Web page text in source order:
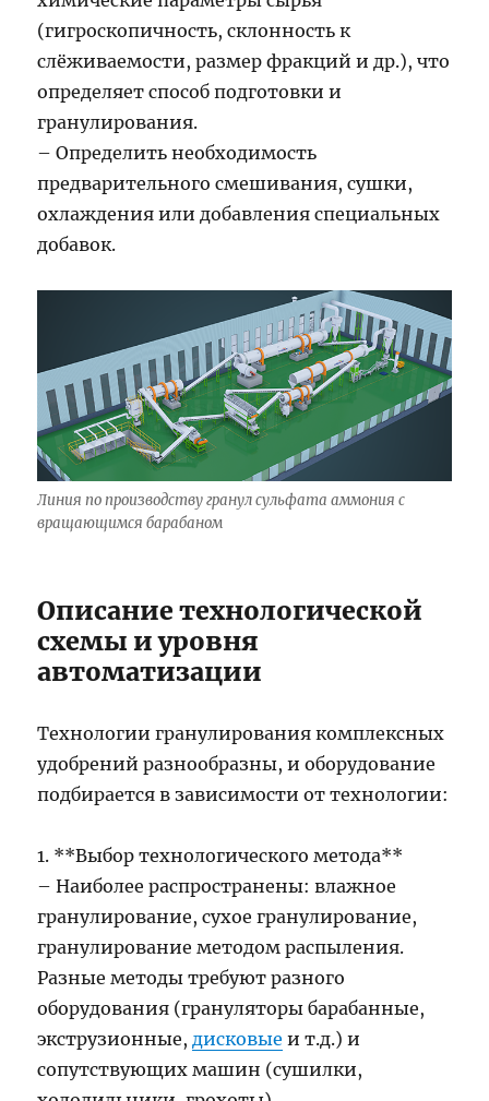
(гигроскопичность, склонность к
слёживаемости, размер фракций и др.), что
определяет способ подготовки и
гранулирования.
– Определить необходимость
предварительного смешивания, сушки,
охлаждения или добавления специальных
добавок.
Линия по производству гранул сульфата аммония с
вращающимся барабаном
Описание технологической
схемы и уровня
автоматизации
Технологии гранулирования комплексных
удобрений разнообразны, и оборудование
подбирается в зависимости от технологии:
1. **Выбор технологического метода**
– Наиболее распространены: влажное
гранулирование, сухое гранулирование,
гранулирование методом распыления.
Разные методы требуют разного
оборудования (грануляторы барабанные,
экструзионные,дисковые и т.д.) и
сопутствующих машин (сушилки,